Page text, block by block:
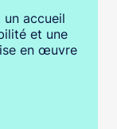
accueil
et une
en œuvre